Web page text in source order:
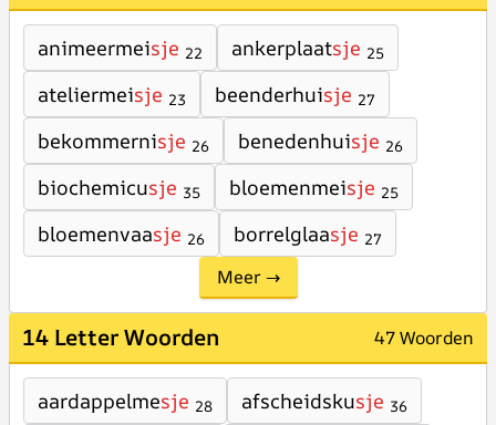
animeermeisje 22 ankerplaatsje 25
ateliermeisje 23 beenderhuisje 27
bekommernisje 26 benedenhuisje 26
biochemicusje 35 bloemenmeisje 25
bloemenvaasje 26 borrelglaasje 27
Meer →
14 Letter Woorden 47 Woorden
aardappelmesje 28 afscheidskusje 36